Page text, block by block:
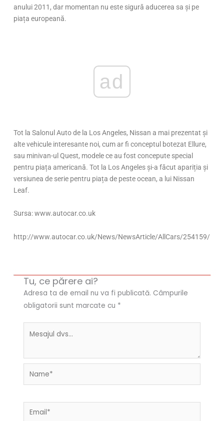
anului 2011, dar momentan nu este sigură aducerea sa și pe
piața europeană.
ad
Tot la Salonul Auto de la Los Angeles, Nissan a mai prezentat și
alte vehicule interesante noi, cum ar fi conceptul botezat Ellure,
sau minivan-ul Quest, modele ce au fost concepute special
pentru piața americană. Tot la Los Angeles și-a făcut apariția și
versiunea de serie pentru piața de peste ocean, a lui Nissan
Leaf.
Sursa: www.autocar.co.uk
http://www.autocar.co.uk/News/NewsArticle/AllCars/254159/
Tu, ce părere ai?
Adresa ta de email nu va fi publicată. Câmpurile
obligatorii sunt marcate cu *
Name*
Email*